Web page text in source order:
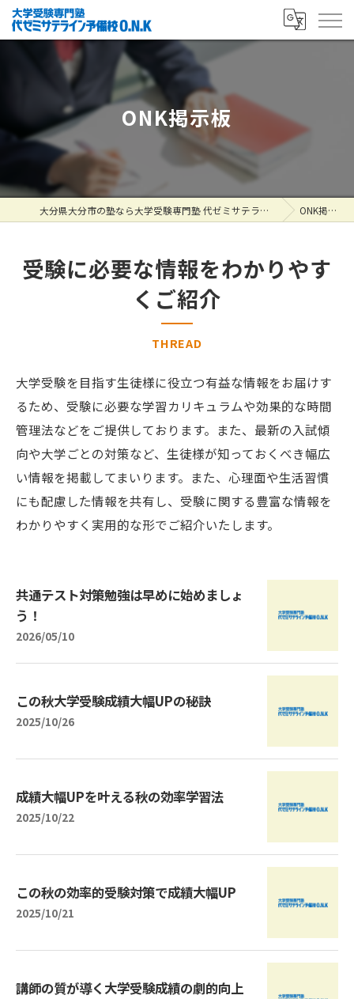
ONK掲示板
大分県大分市の塾なら大学受験専門塾 代ゼミサテライン予備校O.N.K ONK掲示板
受験に必要な情報をわかりやす
くご紹介
THREAD
大学受験を目指す生徒様に役立つ有益な情報をお届けす
るため、受験に必要な学習カリキュラムや効果的な時間
管理法などをご提供しております。また、最新の入試傾
向や大学ごとの対策など、生徒様が知っておくべき幅広
い情報を掲載してまいります。また、心理面や生活習慣
にも配慮した情報を共有し、受験に関する豊富な情報を
わかりやすく実用的な形でご紹介いたします。
共通テスト対策勉強は早めに始めましょ
う！
2026/05/10
この秋大学受験成績大幅UPの秘訣
2025/10/26
成績大幅UPを叶える秋の効率学習法
2025/10/22
この秋の効率的受験対策で成績大幅UP
2025/10/21
講師の質が導く大学受験成績の劇的向上